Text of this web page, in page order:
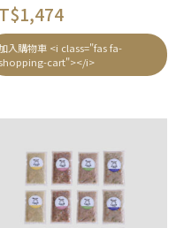
1,474
入購物車 <i class="fas fa-
shopping-cart"></i>